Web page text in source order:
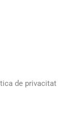
de privacitat